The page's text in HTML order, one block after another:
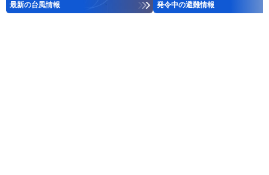
最新の台風情報 発令中の避難情報